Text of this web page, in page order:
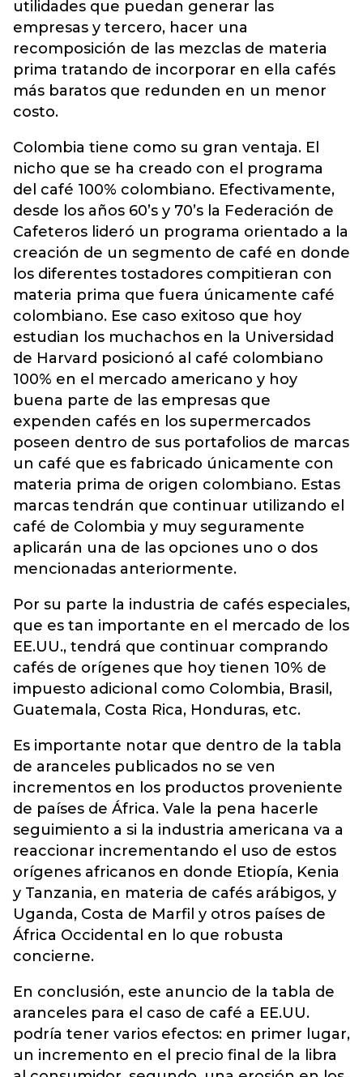
utilidades que puedan generar las
empresas y tercero, hacer una
recomposición de las mezclas de materia
prima tratando de incorporar en ella cafés
más baratos que redunden en un menor
costo.
Colombia tiene como su gran ventaja. El
nicho que se ha creado con el programa
del café 100% colombiano. Efectivamente,
desde los años 60’s y 70’s la Federación de
Cafeteros lideró un programa orientado a la
creación de un segmento de café en donde
los diferentes tostadores compitieran con
materia prima que fuera únicamente café
colombiano. Ese caso exitoso que hoy
estudian los muchachos en la Universidad
de Harvard posicionó al café colombiano
100% en el mercado americano y hoy
buena parte de las empresas que
expenden cafés en los supermercados
poseen dentro de sus portafolios de marcas
un café que es fabricado únicamente con
materia prima de origen colombiano. Estas
marcas tendrán que continuar utilizando el
café de Colombia y muy seguramente
aplicarán una de las opciones uno o dos
mencionadas anteriormente.
Por su parte la industria de cafés especiales,
que es tan importante en el mercado de los
EE.UU., tendrá que continuar comprando
cafés de orígenes que hoy tienen 10% de
impuesto adicional como Colombia, Brasil,
Guatemala, Costa Rica, Honduras, etc.
Es importante notar que dentro de la tabla
de aranceles publicados no se ven
incrementos en los productos proveniente
de países de África. Vale la pena hacerle
seguimiento a si la industria americana va a
reaccionar incrementando el uso de estos
orígenes africanos en donde Etiopía, Kenia
y Tanzania, en materia de cafés arábigos, y
Uganda, Costa de Marfil y otros países de
África Occidental en lo que robusta
concierne.
En conclusión, este anuncio de la tabla de
aranceles para el caso de café a EE.UU.
podría tener varios efectos: en primer lugar,
un incremento en el precio final de la libra